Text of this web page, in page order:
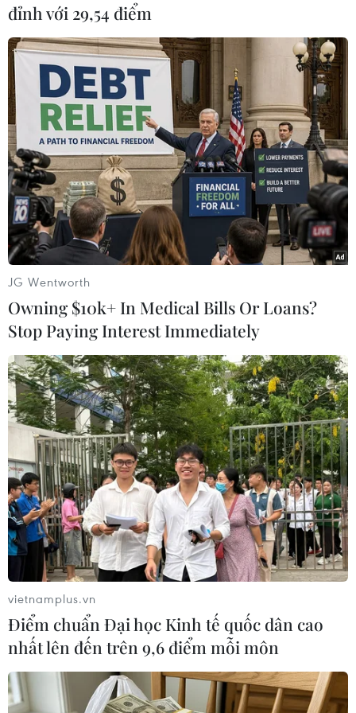
#Donald Trump
#Chiến tranh thế giới thứ Hai
#Bão Dorian
#Bão nhiệt đới #Đổ bộ
Theo dõi VietnamPlus
TIN LIÊN QUAN
đỉnh với 29,54 điểm
JG Wentworth
Owning $10k+ In Medical Bills Or Loans?
Stop Paying Interest Immediately
vietnamplus.vn
Điểm chuẩn Đại học Kinh tế quốc dân cao
nhất lên đến trên 9,6 điểm mỗi môn